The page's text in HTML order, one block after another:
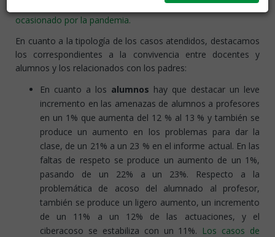
centros permanecieron cerrados debido al confinamiento
ocasionado por la pandemia.
En cuanto a la tipología de los casos atendidos, destacamos
los correspondientes a la convivencia entre docentes y
alumnos y los relacionados con los padres:
En cuanto a los alumnos hay que destacar un leve
incremento en las amenazas de alumnos a profesores
en un 1% que aumenta del 12 % al 13 % y también se
produce un aumento en los problemas para dar la
clase, de un 21% a un 23 % en el informe actual. En las
faltas de respeto se produce un aumento de un 1%,
pasando de un 22% a un 23%. Respecto a la
problemática de acoso del alumnado al profesor,
también se produce un ligero aumento, un incremento
de un 11% a un 12% de las actuaciones, y el
ciberacoso se estabiliza con un 11%. Los casos de